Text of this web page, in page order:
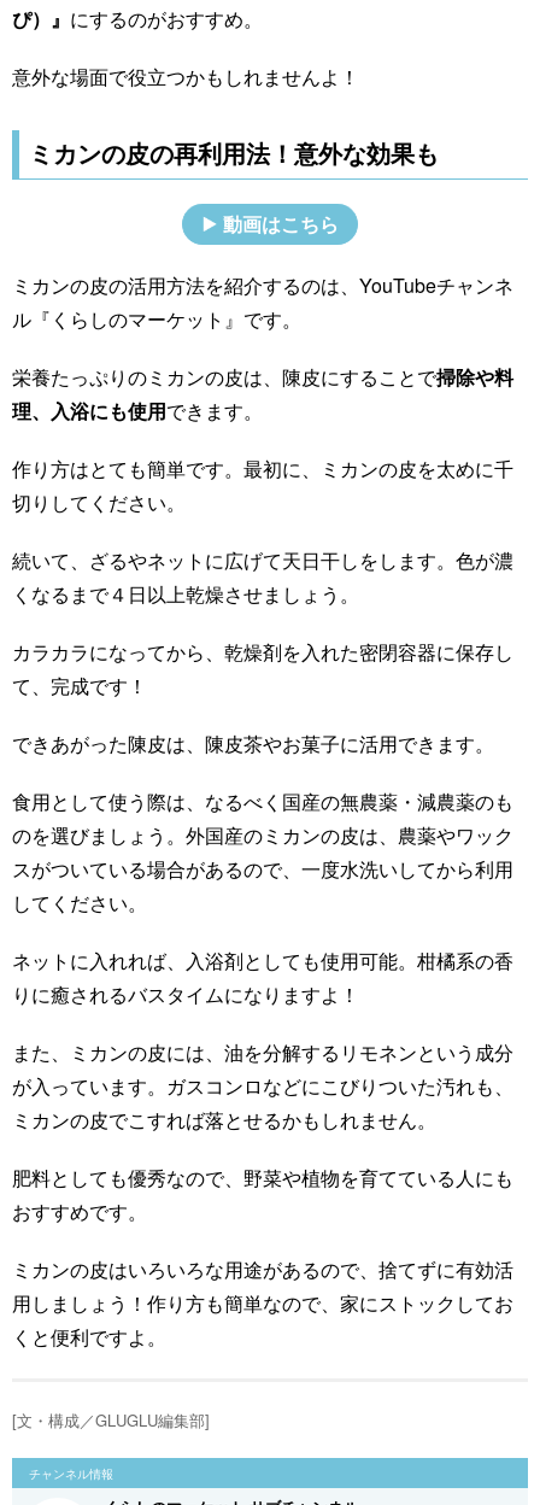
ぴ）』 にするのがおすすめ。
意外な場面で役立つかもしれませんよ！
ミカンの皮の再利用法！意外な効果も
動画はこちら
ミカンの皮の活用方法を紹介するのは、YouTubeチャンネ
ル『くらしのマーケット』です。
栄養たっぷりのミカンの皮は、陳皮にすることで掃除や料
理、入浴にも使用できます。
作り方はとても簡単です。最初に、ミカンの皮を太めに千
切りしてください。
続いて、ざるやネットに広げて天日干しをします。色が濃
くなるまで４日以上乾燥させましょう。
カラカラになってから、乾燥剤を入れた密閉容器に保存し
て、完成です！
できあがった陳皮は、陳皮茶やお菓子に活用できます。
食用として使う際は、なるべく国産の無農薬・減農薬のも
のを選びましょう。外国産のミカンの皮は、農薬やワック
スがついている場合があるので、一度水洗いしてから利用
してください。
ネットに入れれば、入浴剤としても使用可能。柑橘系の香
りに癒されるバスタイムになりますよ！
また、ミカンの皮には、油を分解するリモネンという成分
が入っています。ガスコンロなどにこびりついた汚れも、
ミカンの皮でこすれば落とせるかもしれません。
肥料としても優秀なので、野菜や植物を育てている人にも
おすすめです。
ミカンの皮はいろいろな用途があるので、捨てずに有効活
用しましょう！作り方も簡単なので、家にストックしてお
くと便利ですよ。
[文・構成／GLUGLU編集部]
チャンネル情報